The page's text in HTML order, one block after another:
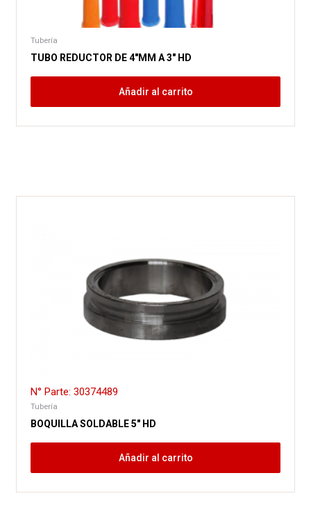
Tubería
TUBO REDUCTOR DE 4″MM A 3″ HD
Añadir al carrito
N° Parte: 30374489
Tubería
BOQUILLA SOLDABLE 5″ HD
Añadir al carrito